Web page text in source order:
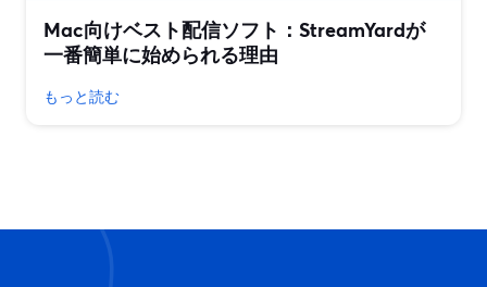
Mac向けベスト配信ソフト：StreamYardが
一番簡単に始められる理由
もっと読む